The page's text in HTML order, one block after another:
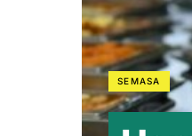
SEMASA